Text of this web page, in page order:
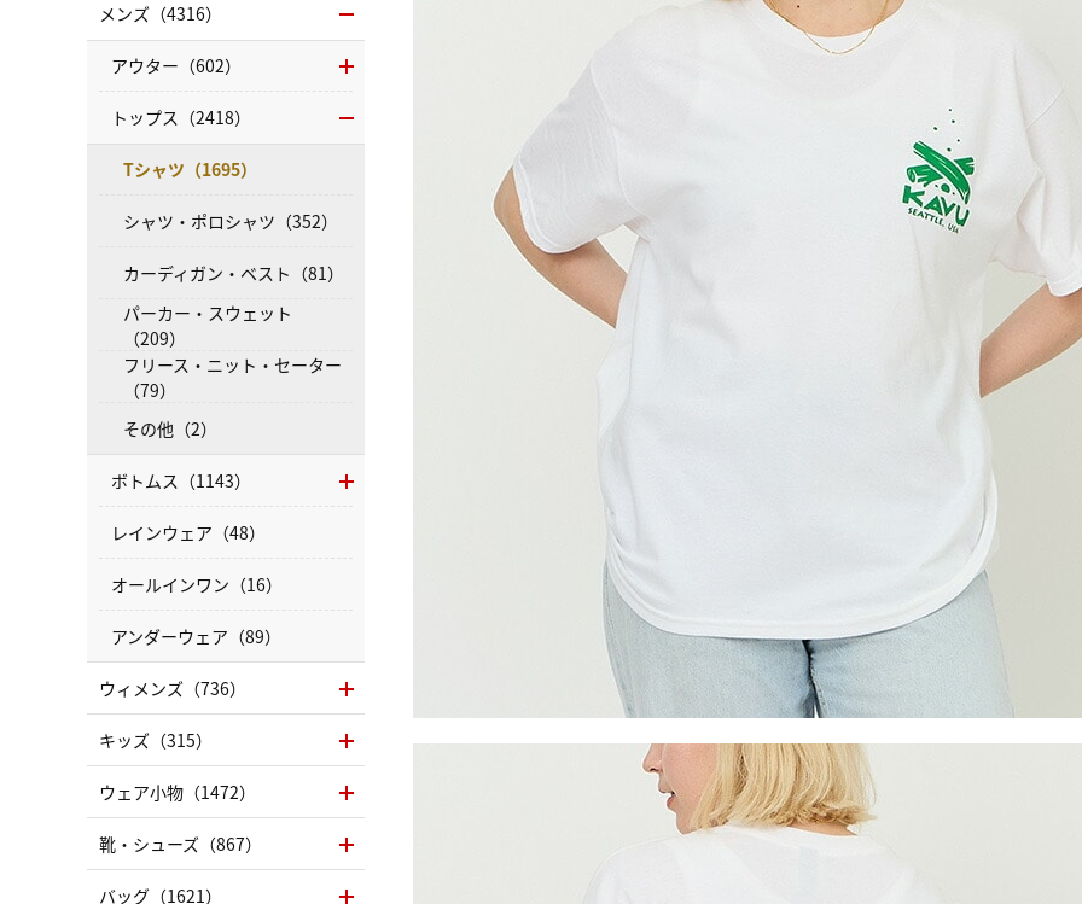
メンズ（4316）
アウター（602）
トップス（2418）
Tシャツ（1695）
シャツ・ポロシャツ（352）
カーディガン・ベスト（81）
パーカー・スウェット
（209）
フリース・ニット・セーター
（79）
その他（2）
ボトムス（1143）
レインウェア（48）
オールインワン（16）
アンダーウェア（89）
ウィメンズ（736）
キッズ（315）
ウェア小物（1472）
靴・シューズ（867）
バッグ（1621）